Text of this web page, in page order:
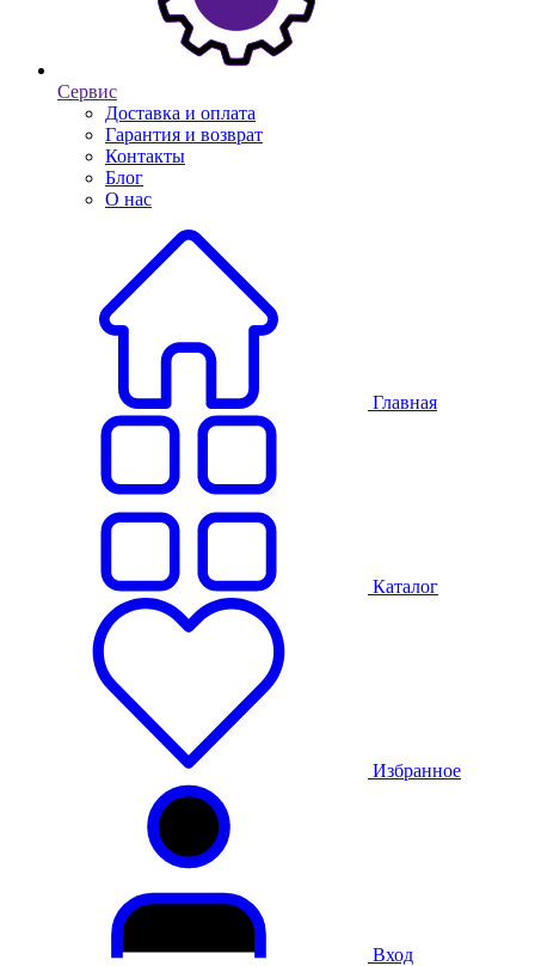
Сервис
Доставка и оплата
Гарантия и возврат
Контакты
Блог
О нас
Главная
Каталог
Избранное
Вход